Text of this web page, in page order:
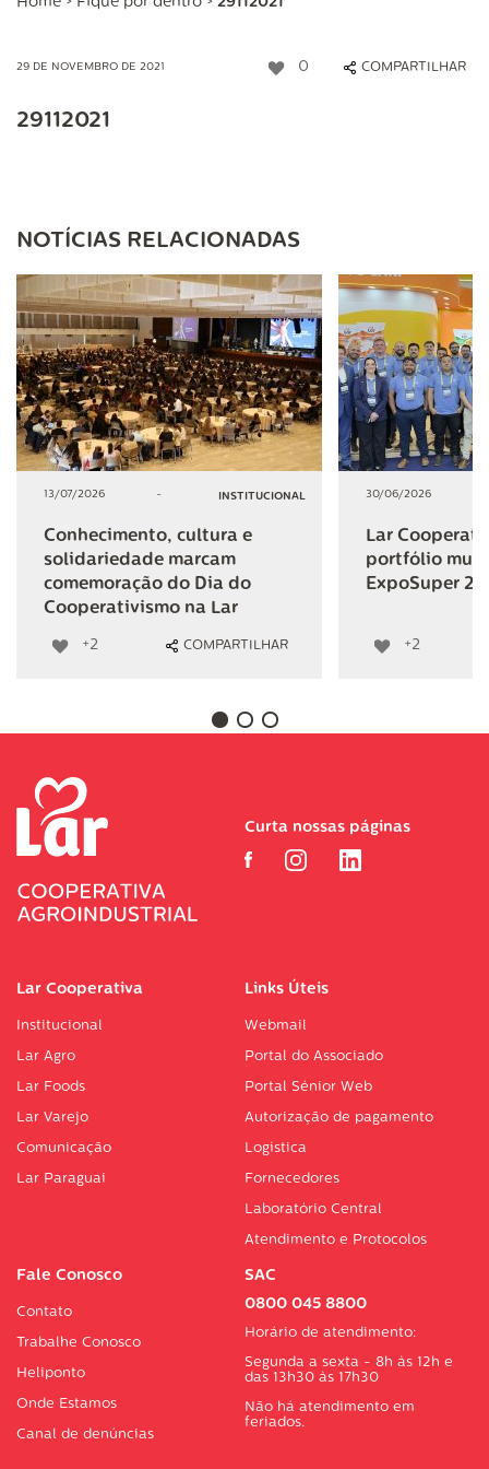
29 DE NOVEMBRO DE 2021 0 COMPARTILHAR
29112021
NOTÍCIAS RELACIONADAS
13/07/2026 - INSTITUCIONAL
Conhecimento, cultura e
solidariedade marcam
comemoração do Dia do
Cooperativismo na Lar
+2 COMPARTILHAR
30/06/2026
Lar
portfólio
ExpoSuper
+2
Lar Cooperativa
Institucional
Lar Agro
Lar Foods
Lar Varejo
Comunicação
Lar Paraguai
Links Úteis
Webmail
Portal do Associado
Portal Sénior Web
Autorização de pagamento
Logística
Fornecedores
Laboratório Central
Atendimento e Protocolos
Fale Conosco
Contato
Trabalhe Conosco
Heliponto
Onde Estamos
Canal de denúncias
SAC
0800 045 8800
Horário de atendimento:
Segunda a sexta - 8h às 12h e
das 13h30 às 17h30
Não há atendimento em
feriados.
Curta nossas páginas